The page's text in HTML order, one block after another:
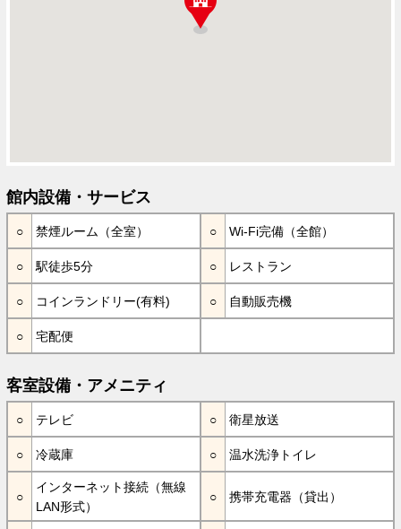
館内設備・サービス
禁煙ルーム（全室） Wi-Fi完備（全館）
駅徒歩5分 レストラン
コインランドリー(有料) 自動販売機
宅配便
客室設備・アメニティ
テレビ 衛星放送
冷蔵庫 温水洗浄トイレ
インターネット接続（無線
LAN形式）
携帯充電器（貸出）